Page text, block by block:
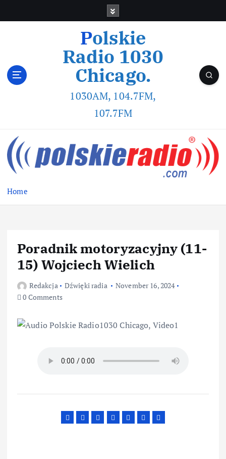
Polskie
Radio 1030
Chicago.
1030AM, 104.7FM,
107.7FM
Home
Poradnik motoryzacyjny (11-
15) Wojciech Wielich
Redakcja Dźwięki radia
November 16, 2024
0 Comments